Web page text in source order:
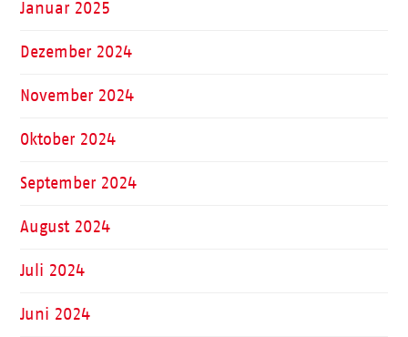
Januar 2025
Dezember 2024
November 2024
Oktober 2024
September 2024
August 2024
Juli 2024
Juni 2024